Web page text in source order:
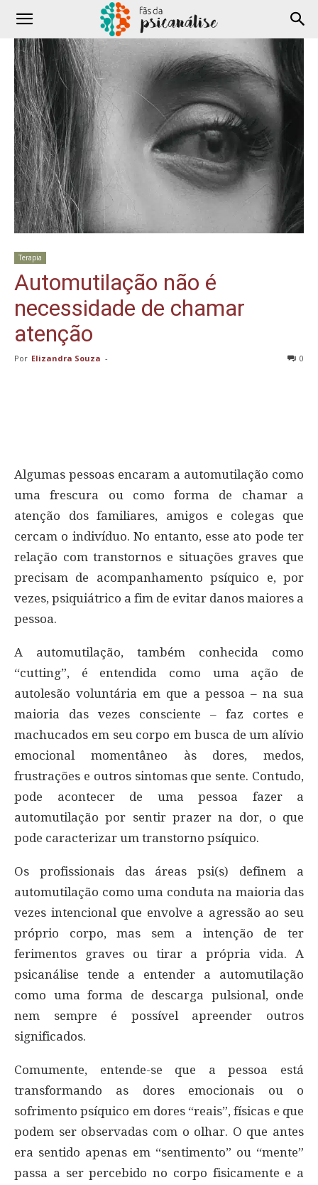
Terapia
Automutilação não é
necessidade de chamar
atenção
Por Elizandra Souza - 0
Algumas pessoas encaram a automutilação como
uma frescura ou como forma de chamar a
atenção dos familiares, amigos e colegas que
cercam o indivíduo. No entanto, esse ato pode ter
relação com transtornos e situações graves que
precisam de acompanhamento psíquico e, por
vezes, psiquiátrico a fim de evitar danos maiores a
pessoa.
A automutilação, também conhecida como
“cutting”, é entendida como uma ação de
autolesão voluntária em que a pessoa – na sua
maioria das vezes consciente – faz cortes e
machucados em seu corpo em busca de um alívio
emocional momentâneo às dores, medos,
frustrações e outros sintomas que sente. Contudo,
pode acontecer de uma pessoa fazer a
automutilação por sentir prazer na dor, o que
pode caracterizar um transtorno psíquico.
Os profissionais das áreas psi(s) definem a
automutilação como uma conduta na maioria das
vezes intencional que envolve a agressão ao seu
próprio corpo, mas sem a intenção de ter
ferimentos graves ou tirar a própria vida. A
psicanálise tende a entender a automutilação
como uma forma de descarga pulsional, onde
nem sempre é possível apreender outros
significados.
Comumente, entende-se que a pessoa está
transformando as dores emocionais ou o
sofrimento psíquico em dores “reais”, físicas e que
podem ser observadas com o olhar. O que antes
era sentido apenas em “sentimento” ou “mente”
passa a ser percebido no corpo fisicamente e a